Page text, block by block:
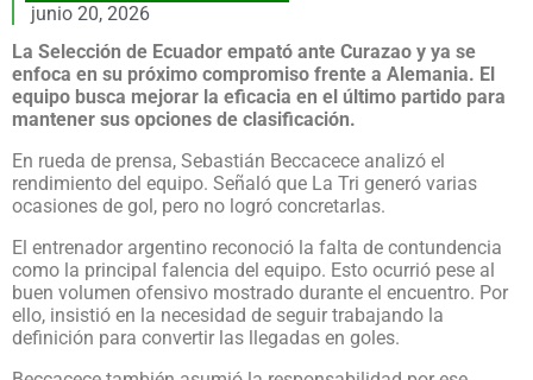
junio 20, 2026
La Selección de Ecuador empató ante Curazao y ya se
enfoca en su próximo compromiso frente a Alemania. El
equipo busca mejorar la eficacia en el último partido para
mantener sus opciones de clasificación.
En rueda de prensa, Sebastián Beccacece analizó el
rendimiento del equipo. Señaló que La Tri generó varias
ocasiones de gol, pero no logró concretarlas.
El entrenador argentino reconoció la falta de contundencia
como la principal falencia del equipo. Esto ocurrió pese al
buen volumen ofensivo mostrado durante el encuentro. Por
ello, insistió en la necesidad de seguir trabajando la
definición para convertir las llegadas en goles.